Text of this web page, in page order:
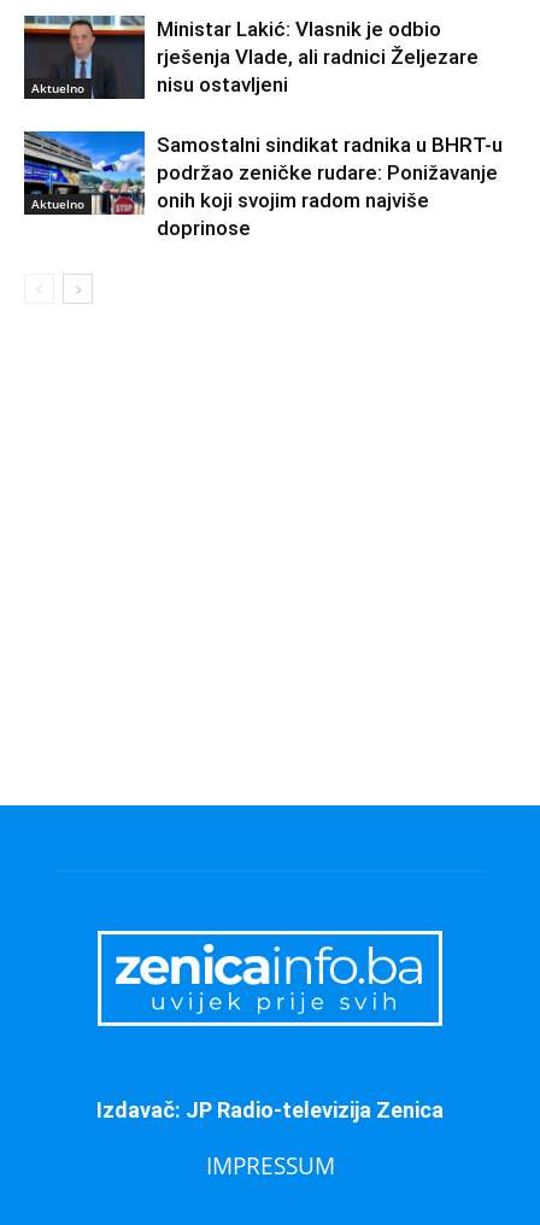
Aktuelno
Ministar Lakić: Vlasnik je odbio
rješenja Vlade, ali radnici Željezare
nisu ostavljeni
Aktuelno
Samostalni sindikat radnika u BHRT-u
podržao zeničke rudare: Ponižavanje
onih koji svojim radom najviše
doprinose
Izdavač: JP Radio-televizija Zenica
IMPRESSUM